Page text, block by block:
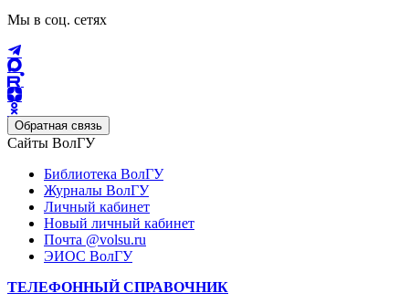
Мы в соц. сетях
Обратная связь
Сайты ВолГУ
Библиотека ВолГУ
Журналы ВолГУ
Личный кабинет
Новый личный кабинет
Почта @volsu.ru
ЭИОС ВолГУ
ТЕЛЕФОННЫЙ СПРАВОЧНИК